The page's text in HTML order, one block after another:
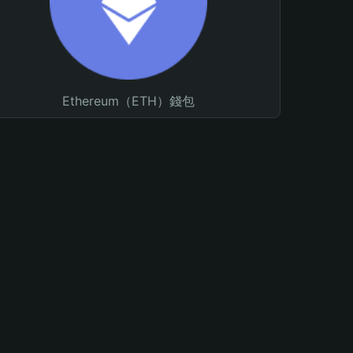
Ethereum（ETH）錢包